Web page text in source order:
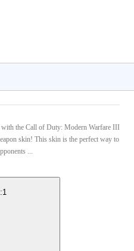
with the Call of Duty: Modern Warfare III
skin! This skin is the perfect way to
...
1